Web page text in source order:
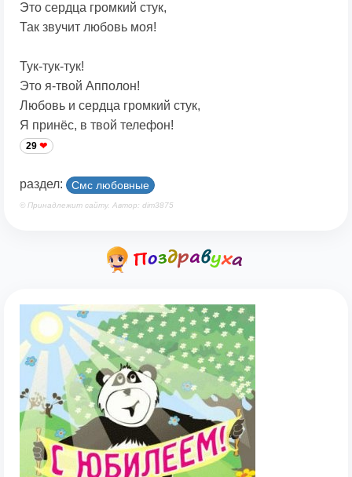
Это сердца громкий стук,
Так звучит любовь моя!
Тук-тук-тук!
Это я-твой Апполон!
Любовь и сердца громкий стук,
Я принёс, в твой телефон!
29
раздел: Смс любовные
© Принадлежит сайту. Автор: dim3875